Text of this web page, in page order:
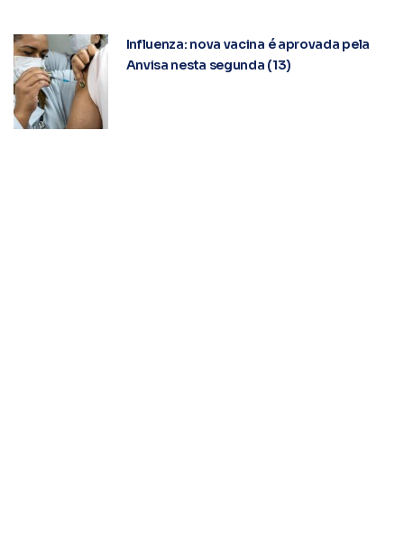
Influenza: nova vacina é aprovada pela
Anvisa nesta segunda (13)